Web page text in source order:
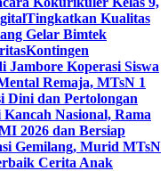
Tingkatkan Kualitas
Gelar Bimtek
Kontingen
Jambore Koperasi Siswa
Remaja, MTsN 1
Dini dan Pertolongan
Kancah Nasional, Rama
2026 dan Bersiap
Gemilang, Murid MTsN
Cerita Anak